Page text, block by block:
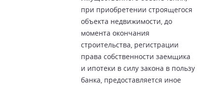
при приобретении строящегося
объекта недвижимости, до
момента окончания
строительства, регистрации
права собственности заемщика
и ипотеки в силу закона в пользу
банка, предоставляется иное